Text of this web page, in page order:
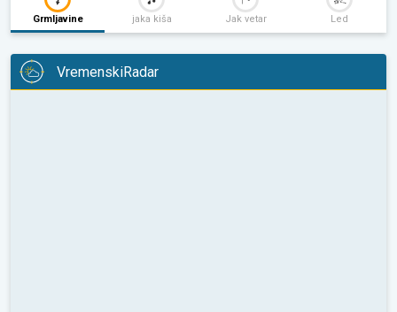
Grmljavine jaka kiša Jak vetar Led
VremenskiRadar